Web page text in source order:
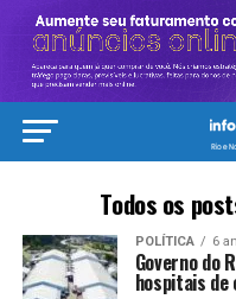
Todos os
POLÍTICA 6
Governo do
hospitais de